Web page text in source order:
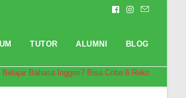
TUTOR ALUMNI BLOG
Bahasa Inggris? Bisa Coba 6 Rekomendasi